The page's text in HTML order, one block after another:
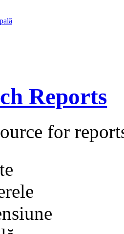
Reports
for